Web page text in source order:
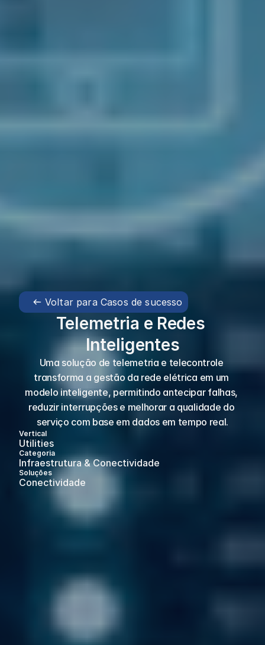
Voltar para Casos de sucesso
Telemetria e Redes
Inteligentes
Uma solução de telemetria e telecontrole
transforma a gestão da rede elétrica em um
modelo inteligente, permitindo antecipar falhas,
reduzir interrupções e melhorar a qualidade do
serviço com base em dados em tempo real.
Vertical
Utilities
Categoria
Infraestrutura & Conectividade
Soluções
Conectividade